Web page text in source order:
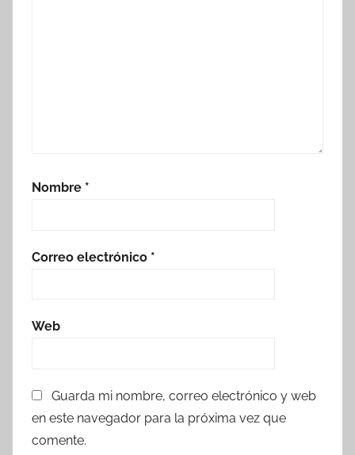
Nombre *
Correo electrónico *
Web
Guarda mi nombre, correo electrónico y web
en este navegador para la próxima vez que
comente.